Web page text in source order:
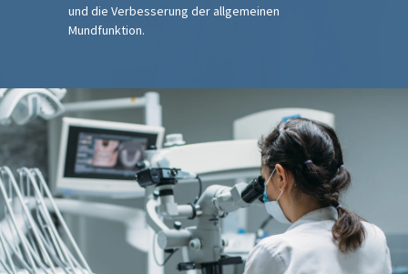
und die Verbesserung der allgemeinen
Mundfunktion.